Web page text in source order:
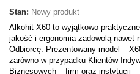
Stan: Nowy produkt
Alkohit X60 to wyjątkowo
jakość i ergonomia zadowolą nawet
Odbiorcę. Prezentowany model –
zarówno w przypadku Klientów
Biznesowych – firm oraz instytucji